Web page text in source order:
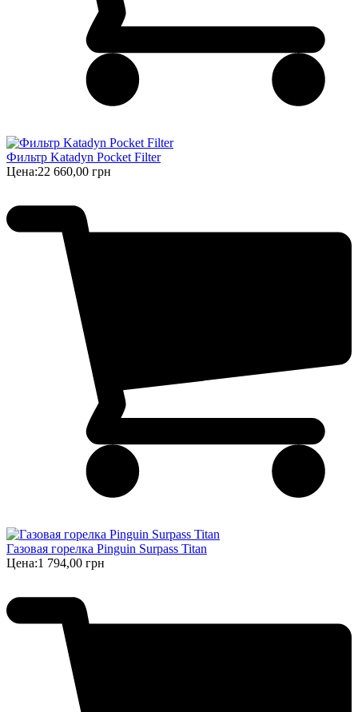
Фильтр Katadyn Pocket Filter
Цена:22 660,00 грн
Газовая горелка Pinguin Surpass Titan
Цена:1 794,00 грн